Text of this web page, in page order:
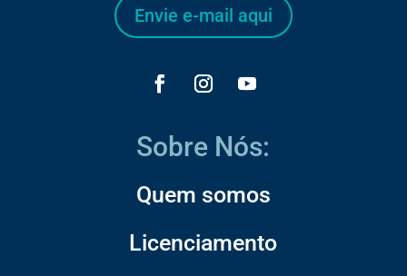
Envie e-mail aqui
Sobre Nós:
Quem somos
Licenciamento